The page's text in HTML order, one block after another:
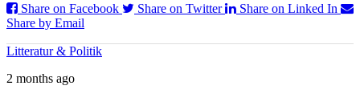
Share on Facebook
Share on Twitter
Share on Linked In
Share by Email
Litteratur & Politik
2 months ago